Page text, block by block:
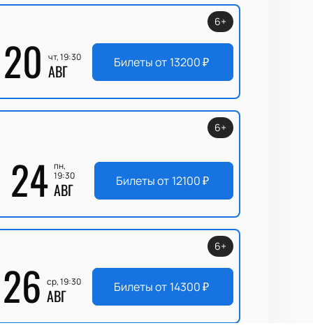
20 чт, 19:30
АВГ
6+
Билеты от 13200₽
24 пн,
19:30
АВГ
6+
Билеты от 12100₽
26 ср, 19:30
АВГ
6+
Билеты от 14300₽